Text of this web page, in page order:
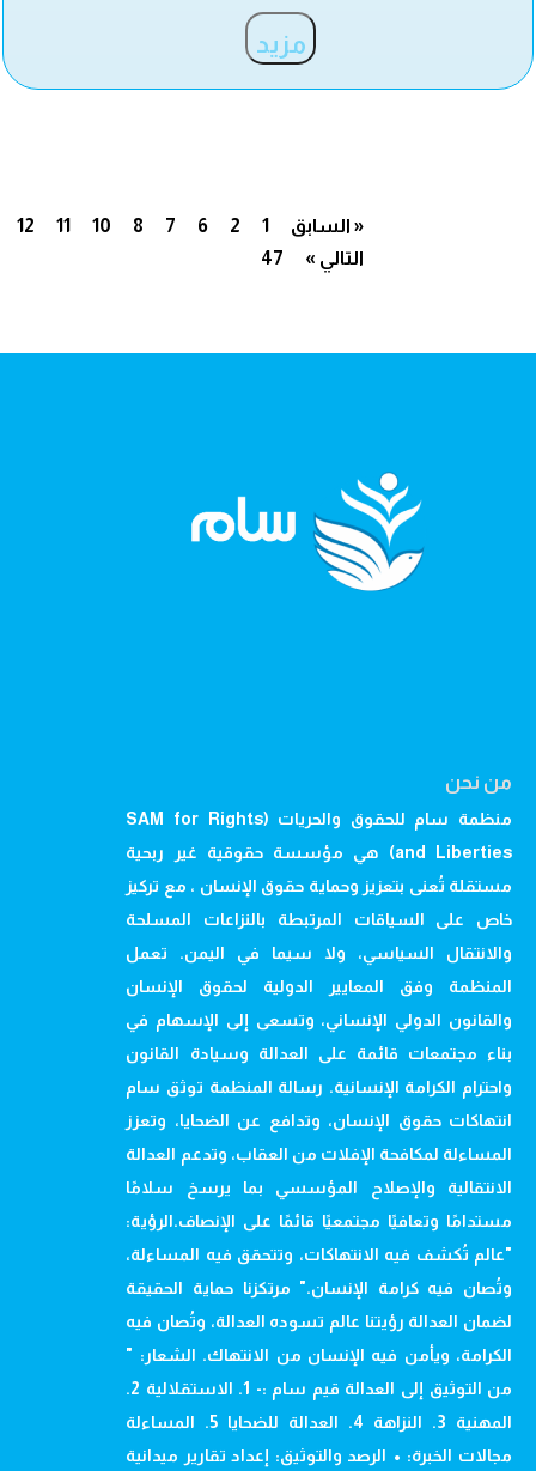
مزيد
« السابق 1
2
6
7
8
10
11
12
47
التالي »
من نحن
منظمة سام للحقوق والحريات (SAM for Rights
and Liberties) هي مؤسسة حقوقية غير ربحية
مستقلة تُعنى بتعزيز وحماية حقوق الإنسان ، مع تركيز
خاص على السياقات المرتبطة بالنزاعات المسلحة
والانتقال السياسي، ولا سيما في اليمن. تعمل
المنظمة وفق المعايير الدولية لحقوق الإنسان
والقانون الدولي الإنساني، وتسعى إلى الإسهام في
بناء مجتمعات قائمة على العدالة وسيادة القانون
واحترام الكرامة الإنسانية. رسالة المنظمة توثق سام
انتهاكات حقوق الإنسان، وتدافع عن الضحايا، وتعزز
المساءلة لمكافحة الإفلات من العقاب، وتدعم العدالة
الانتقالية والإصلاح المؤسسي بما يرسخ سلامًا
مستدامًا وتعافيًا مجتمعيًا قائمًا على الإنصاف.الرؤية:
"عالم تُكشف فيه الانتهاكات، وتتحقق فيه المساءلة،
وتُصان فيه كرامة الإنسان." مرتكزنا حماية الحقيقة
لضمان العدالة رؤيتنا عالم تسوده العدالة، وتُصان فيه
الكرامة، ويأمن فيه الإنسان من الانتهاك. الشعار: "
من التوثيق إلى العدالة قيم سام :- 1. الاستقلالية 2.
المهنية 3. النزاهة 4. العدالة للضحايا 5. المساءلة
مجالات الخبرة: • الرصد والتوثيق: إعداد تقارير ميدانية